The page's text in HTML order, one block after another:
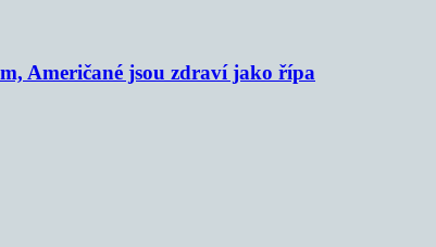
Američané jsou zdraví jako řípa